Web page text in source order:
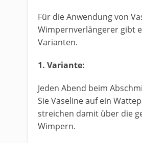
Für die Anwendung von
Wimpernverlängerer gibt
Varianten.
1. Variante:
Jeden Abend beim
Sie Vaseline auf ein
streichen damit über die
Wimpern.